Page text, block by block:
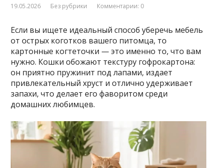
19.05.2026 Без рубрики Комментарии: 0
Если вы ищете идеальный способ уберечь мебель
от острых коготков вашего питомца, то
картонные когтеточки — это именно то, что вам
нужно. Кошки обожают текстуру гофрокартона:
он приятно пружинит под лапами, издает
привлекательный хруст и отлично удерживает
запахи, что делает его фаворитом среди
домашних любимцев.